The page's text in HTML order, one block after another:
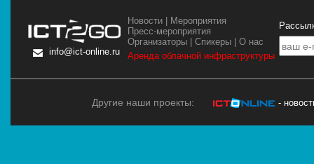
info@ict-online.ru
Новости
Мероприятия
Пресс-мероприятия
Организаторы |Спикеры |О нас
Аренда облачной инфраструктуры
Другие наши проекты: -